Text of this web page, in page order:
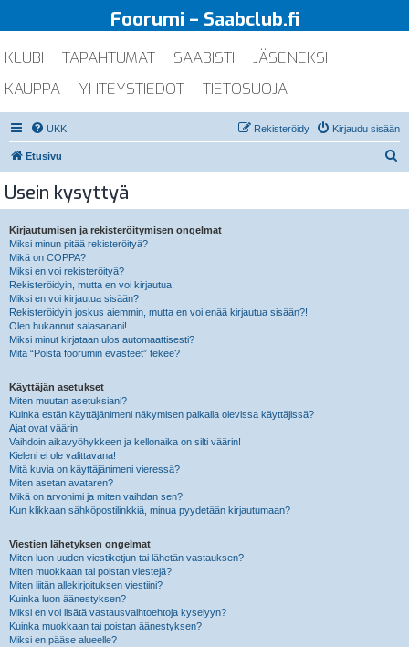
Foorumi – Saabclub.fi
KLUBI TAPAHTUMAT SAABISTI
JÄSENEKSI
KAUPPA
YHTEYSTIEDOT TIETOSUOJA
UKK Kirjaudu sisään
Rekisteröidy
Etusivu
Usein kysyttyä
Kirjautumisen ja rekisteröitymisen ongelmat
Miksi minun pitää rekisteröityä?
Mikä on COPPA?
Miksi en voi rekisteröityä?
Rekisteröidyin, mutta en voi kirjautua!
Miksi en voi kirjautua sisään?
Rekisteröidyin joskus aiemmin, mutta en voi enää kirjautua sisään?!
Olen hukannut salasanani!
Miksi minut kirjataan ulos automaattisesti?
Mitä “Poista foorumin evästeet” tekee?
Käyttäjän asetukset
Miten muutan asetuksiani?
Kuinka estän käyttäjänimeni näkymisen paikalla olevissa käyttäjissä?
Ajat ovat väärin!
Vaihdoin aikavyöhykkeen ja kellonaika on silti väärin!
Kieleni ei ole valittavana!
Mitä kuvia on käyttäjänimeni vieressä?
Miten asetan avataren?
Mikä on arvonimi ja miten vaihdan sen?
Kun klikkaan sähköpostilinkkiä, minua pyydetään kirjautumaan?
Viestien lähetyksen ongelmat
Miten luon uuden viestiketjun tai lähetän vastauksen?
Miten muokkaan tai poistan viestejä?
Miten liitän allekirjoituksen viestiini?
Kuinka luon äänestyksen?
Miksi en voi lisätä vastausvaihtoehtoja kyselyyn?
Kuinka muokkaan tai poistan äänestyksen?
Miksi en pääse alueelle?